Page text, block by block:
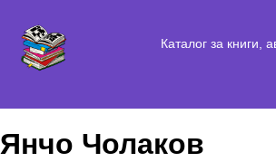
Каталог за книги,
Янчо Чолаков